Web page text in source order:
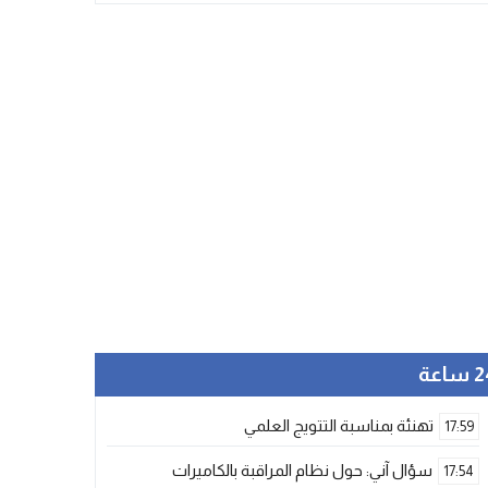
17:59 تهنئة بمناسبة التتويج العلمي
17:54 سؤال آني: حول نظام المراقبة بالكاميرات